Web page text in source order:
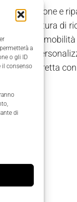
a
o gli ID
il consenso
di
e
di
della
di
più diretta